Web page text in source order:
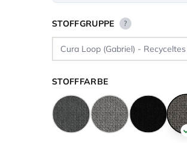
STOFFGRUPPE ?
STOFFFARBE